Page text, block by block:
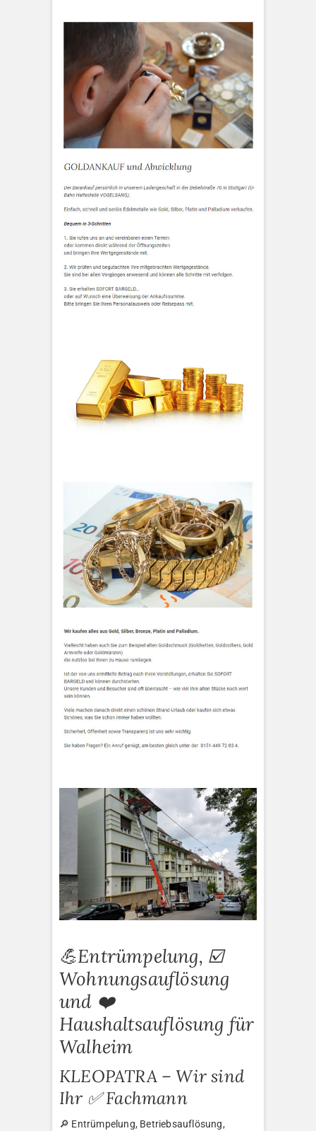
💪Entrümpelung, ☑️
Wohnungsauflösung
und ❤️
Haushaltsauflösung für
Walheim
KLEOPATRA – Wir sind
Ihr ✅ Fachmann
🔎 Entrümpelung, Betriebsauflösung,